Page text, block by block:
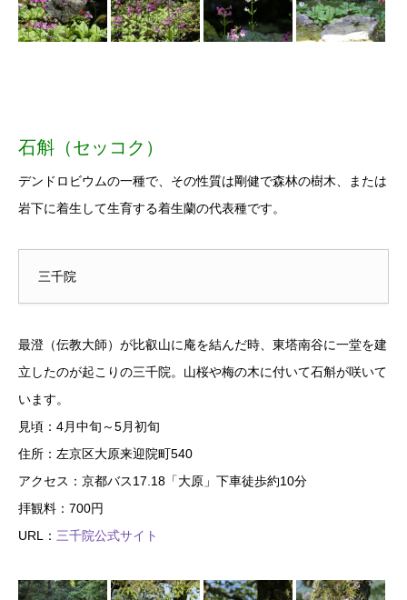
石斛（セッコク）
デンドロビウムの一種で、その性質は剛健で森林の樹木、または
岩下に着生して生育する着生蘭の代表種です。
三千院
最澄（伝教大師）が比叡山に庵を結んだ時、東塔南谷に一堂を建
立したのが起こりの三千院。山桜や梅の木に付いて石斛が咲いて
います。
見頃：4月中旬～5月初旬
住所：左京区大原来迎院町540
アクセス：京都バス17.18「大原」下車徒歩約10分
拝観料：700円
URL： 三千院公式サイト